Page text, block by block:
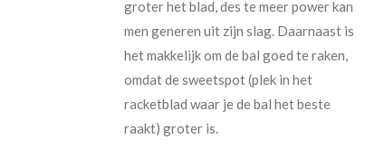
groter het blad, des te meer power kan
men generen uit zijn slag. Daarnaast is
het makkelijk om de bal goed te raken,
omdat de sweetspot (plek in het
racketblad waar je de bal het beste
raakt) groter is.